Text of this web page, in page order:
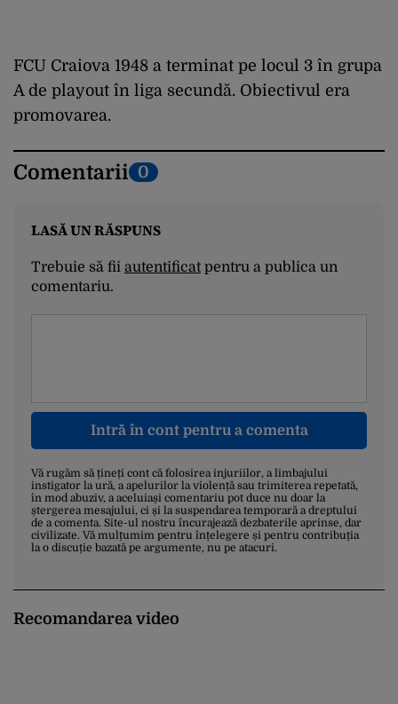
FCU Craiova 1948 a terminat pe locul 3 în grupa
A de playout în liga secundă. Obiectivul era
promovarea.
Comentarii 0
LASĂ UN RĂSPUNS
Trebuie să fii autentificatpentru a publica un
comentariu.
Intră în cont pentru a comenta
Vă rugăm să țineți cont că folosirea injuriilor, a limbajului
instigator la ură, a apelurilor la violență sau trimiterea repetată,
în mod abuziv, a aceluiași comentariu pot duce nu doar la
ștergerea mesajului, ci și la suspendarea temporară a dreptului
de a comenta. Site-ul nostru încurajează dezbaterile aprinse, dar
civilizate. Vă mulțumim pentru înțelegere și pentru contribuția
la o discuție bazată pe argumente, nu pe atacuri.
Recomandarea video